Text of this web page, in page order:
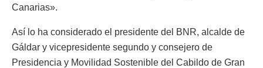
Canarias».
Así lo ha considerado el presidente del BNR, alcalde de
Gáldar y vicepresidente segundo y consejero de
Presidencia y Movilidad Sostenible del Cabildo de Gran